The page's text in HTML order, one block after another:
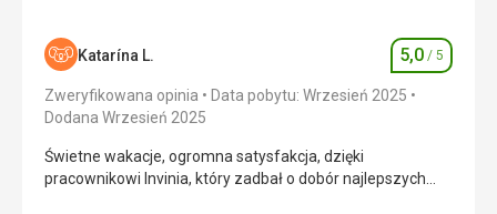
Zakwaterowanie 5,0/ 5
Okolica 4,0
Cena 4,0/ 5
Katarína L. Ocena
5,0 / 5
Zweryfikowana opinia
Data pobytu: Wrzesień 2025
Dodana Wrzesień 2025
Świetne wakacje, ogromna satysfakcja, dzięki
pracownikowi Invinia, który zadbał o dobór najlepszych